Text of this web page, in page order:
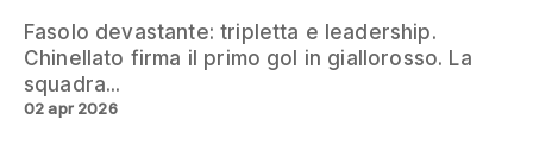
Fasolo devastante: tripletta e leadership.
Chinellato firma il primo gol in giallorosso. La
squadra...
02 apr 2026